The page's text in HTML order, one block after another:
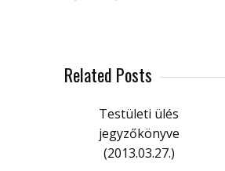
Related Posts
Testületi ülés
jegyzőkönyve
(2013.03.27.)